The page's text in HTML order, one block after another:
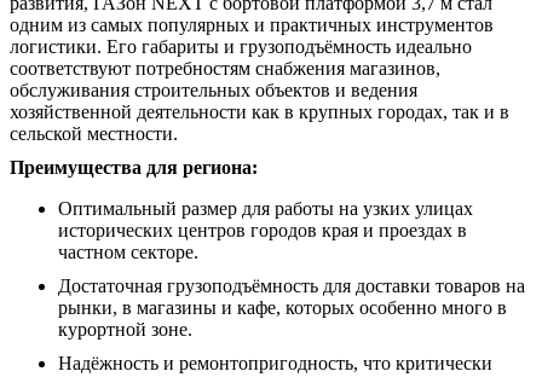
одним из самых популярных и практичных инструментов
логистики. Его габариты и грузоподъёмность идеально
соответствуют потребностям снабжения магазинов,
обслуживания строительных объектов и ведения
хозяйственной деятельности как в крупных городах, так и в
сельской местности.
Преимущества для региона:
Оптимальный размер для работы на узких улицах
исторических центров городов края и проездах в
частном секторе.
Достаточная грузоподъёмность для доставки товаров на
рынки, в магазины и кафе, которых особенно много в
курортной зоне.
Надёжность и ремонтопригодность, что критически